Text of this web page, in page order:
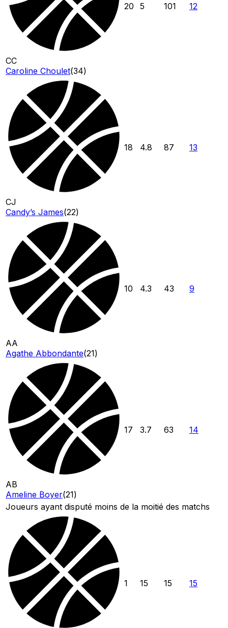
CC
Caroline Choulet(34)
20 5 101 12
CJ
Candy’s James(22)
18 4.8 87 13
AA
Agathe Abbondante(21)
10 4.3 43 9
AB
Ameline Boyer(21)
17 3.7 63 14
Joueurs ayant disputé moins de la moitié des matchs
1 15 15 15